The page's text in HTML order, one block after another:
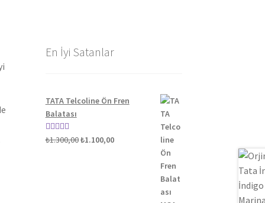
En İyi Satanlar
TATA Telcoline Ön Fren
Balatası
5 üzerinden
₺1.300,00Orijinal
₺1.100,00Şu